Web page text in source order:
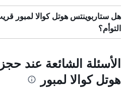
هل ستاربوينتس هوتل كوالا لمبور
التوأم؟
الأسئلة الشائعة عند
هوتل كوالا لمبور